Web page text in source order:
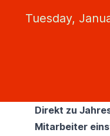
Tuesday,
Direkt zu
Mitarbeiter